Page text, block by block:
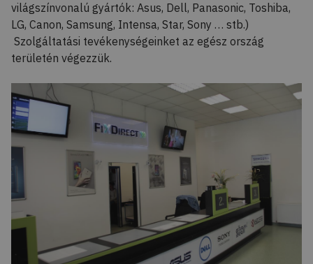
világszínvonalú gyártók: Asus, Dell, Panasonic, Toshiba,
LG, Canon, Samsung, Intensa, Star, Sony … stb.)
Szolgáltatási tevékenységeinket az egész ország
területén végezzük.